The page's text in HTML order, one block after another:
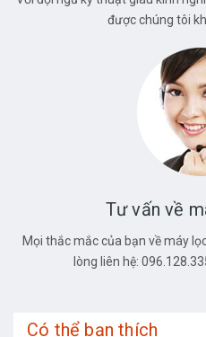
được chúng tôi
Tư vấn về
Mọi thắc mắc của bạn về máy
lòng liên hệ:
Có thể bạn thích